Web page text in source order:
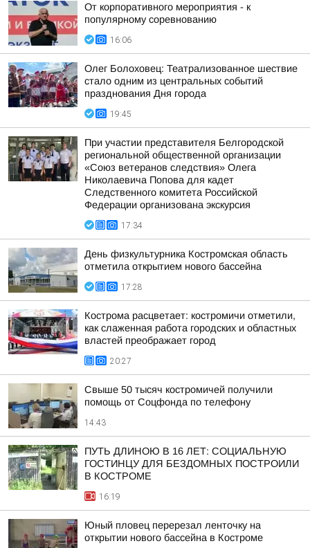
От корпоративного мероприятия - к
популярному соревнованию
16:06
Олег Болоховец: Театрализованное шествие
стало одним из центральных событий
празднования Дня города
19:45
При участии представителя Белгородской
региональной общественной организации
«Союз ветеранов следствия» Олега
Николаевича Попова для кадет
Следственного комитета Российской
Федерации организована экскурсия
17:34
День физкультурника Костромская область
отметила открытием нового бассейна
17:28
Кострома расцветает: костромичи отметили,
как слаженная работа городских и областных
властей преображает город
20:27
Свыше 50 тысяч костромичей получили
помощь от Соцфонда по телефону
14:43
ПУТЬ ДЛИНОЮ В 16 ЛЕТ: СОЦИАЛЬНУЮ
ГОСТИНЦУ ДЛЯ БЕЗДОМНЫХ ПОСТРОИЛИ
В КОСТРОМЕ
16:19
Юный пловец перерезал ленточку на
открытии нового бассейна в Костроме